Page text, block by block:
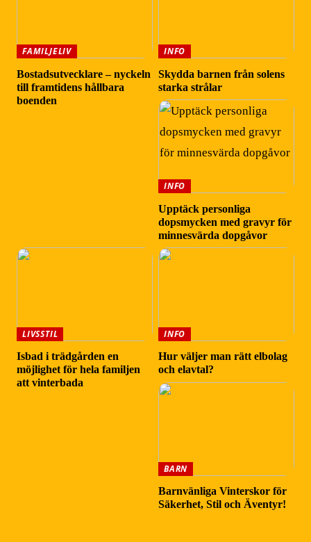
FAMILJELIV
Bostadsutvecklare – nyckeln
till framtidens hållbara
boenden
INFO
Skydda barnen från solens
starka strålar
INFO
Upptäck personliga
dopsmycken med gravyr för
minnesvärda dopgåvor
LIVSSTIL
Isbad i trädgården en
möjlighet för hela familjen
att vinterbada
INFO
Hur väljer man rätt elbolag
och elavtal?
BARN
Barnvänliga Vinterskor för
Säkerhet, Stil och Äventyr!